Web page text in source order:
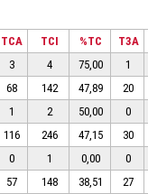
TCA TCI %TC T3A
3 4 75,00 1
68 142 47,89 20
1 2 50,00 0
116 246 47,15 30
0 1 0,00 0
57 148 38,51 27